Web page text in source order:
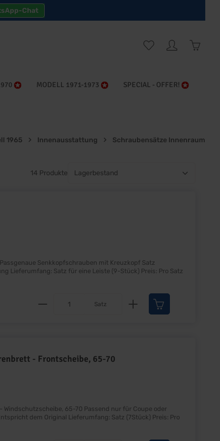
Chat
MODELL 1971-1973 SPECIAL - OFFER!
1965 Innenausstattung Schraubensätze Innenraum
14 Produkte
Produkt Anzahl: Gib den
Satz
- Frontscheibe, 65-70
65-70 Passend nur für Coupe oder